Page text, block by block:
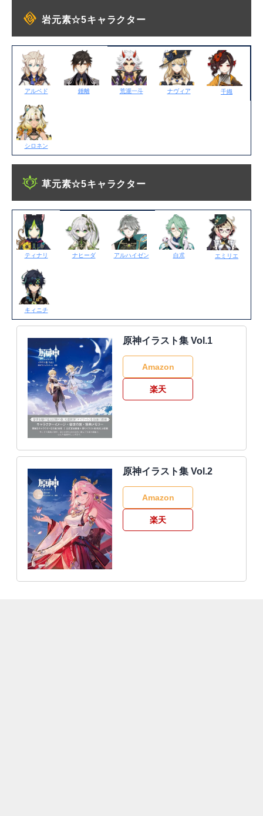
岩元素☆5キャラクター
アルベド 鍾離 荒瀧一斗 ナヴィア 千織
シロネン
草元素☆5キャラクター
ティナリ ナヒーダ アルハイゼン 白朮 エミリエ
キィニチ
原神イラスト集 Vol.1
Amazon
楽天
原神イラスト集 Vol.2
Amazon
楽天